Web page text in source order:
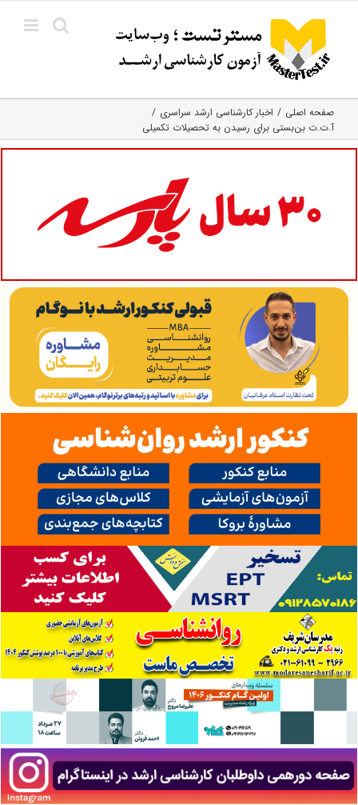
content
صفحه اصلی
اخبار کارشناسی ارشد سراسری
آ.ت.ت بن‌بستی برای رسیدن به تحصیلات تکمیلی